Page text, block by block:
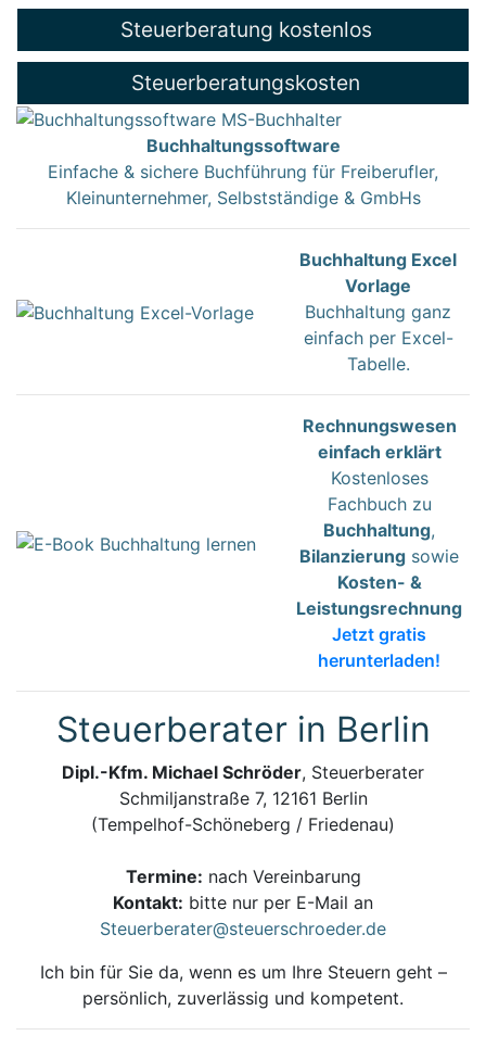
Steuerberatung kostenlos
Steuerberatungskosten
Buchhaltungssoftware
Einfache & sichere Buchführung für Freiberufler,
Kleinunternehmer, Selbstständige & GmbHs
Buchhaltung Excel
Vorlage
Buchhaltung ganz
einfach per Excel-
Tabelle.
Rechnungswesen
einfach erklärt
Kostenloses
Fachbuch zu
Buchhaltung,
Bilanzierung sowie
Kosten- &
Leistungsrechnung
Jetzt gratis
herunterladen!
Steuerberater in Berlin
Dipl.-Kfm. Michael Schröder, Steuerberater
Schmiljanstraße 7, 12161 Berlin
(Tempelhof-Schöneberg / Friedenau)
Termine: nach Vereinbarung
Kontakt: bitte nur per E-Mail an
Steuerberater@steuerschroeder.de
Ich bin für Sie da, wenn es um Ihre Steuern geht –
persönlich, zuverlässig und kompetent.